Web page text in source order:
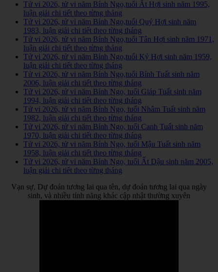
Tử vi 2026, tử vi năm Bính Ngọ,tuổi Ất Hợi sinh năm 1995,
luận giải chi tiết theo từng tháng
Tử vi 2026, tử vi năm Bính Ngọ,tuổi Quý Hợi sinh năm
1983, luận giải chi tiết theo từng tháng
Tử vi 2026, tử vi năm Bính Ngọ,tuổi Tân Hợi sinh năm 1971,
luận giải chi tiết theo từng tháng
Tử vi 2026, tử vi năm Bính Ngọ,tuổi Kỷ Hợi sinh năm 1959,
luận giải chi tiết theo từng tháng
Tử vi 2026, tử vi năm Bính Ngọ,tuổi Bính Tuất sinh năm
2006, luận giải chi tiết theo từng tháng
Tử vi 2026, tử vi năm Bính Ngọ, tuổi Giáp Tuất sinh năm
1994, luận giải chi tiết theo từng tháng
Tử vi 2026, tử vi năm Bính Ngọ, tuổi Nhâm Tuất sinh năm
1982, luận giải chi tiết theo từng tháng
Tử vi 2026, tử vi năm Bính Ngọ, tuổi Canh Tuất sinh năm
1970, luận giải chi tiết theo từng tháng
Tử vi 2026, tử vi năm Bính Ngọ, tuổi Mậu Tuất sinh năm
1958, luận giải chi tiết theo từng tháng
Tử vi 2026, tử vi năm Bính Ngọ, tuổi Ất Dậu sinh năm 2005,
luận giải chi tiết theo từng tháng
Vạn sự, Dự đoán tương lai qua tên, dự đoán tương lai qua ngày
sinh, và nhiều tính năng khác cập nhật thường xuyên